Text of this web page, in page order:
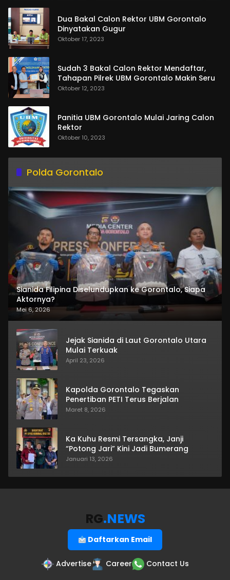
Dua Bakal Calon Rektor UBM Gorontalo
Dinyatakan Gugur
Oktober 17, 2023
Sudah 3 Bakal Calon Rektor Mendaftar,
Tahapan Pilrek UBM Gorontalo Makin Seru
Oktober 12, 2023
Panitia UBM Gorontalo Mulai Jaring Calon
Rektor
Oktober 10, 2023
Polda Gorontalo
Sianida Filipina Diselundupkan ke Gorontalo, Siapa
Aktornya?
Mei 6, 2026
Jejak Sianida di Laut Gorontalo Utara
Mulai Terkuak
April 23, 2026
Kapolda Gorontalo Tegaskan
Penertiban PETI Terus Berjalan
Maret 8, 2026
Ka Kuhu Resmi Tersangka, Janji
“Potong Jari” Kini Jadi Bumerang
Januari 13, 2026
RG.NEWS
Daftarkan Email
Advertise Career Contact Us